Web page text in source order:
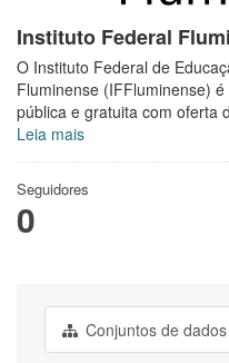
Instituto Federal
O Instituto Federal de
Fluminense (IFFluminense)
pública e gratuita com oferta
Leia mais
Seguidores
0
Conjuntos de dados